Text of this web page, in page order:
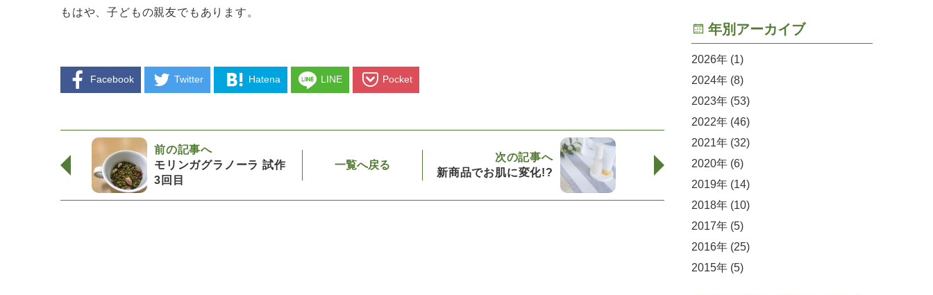
もはや、子どもの親友でもあります。
Facebook Twitter Hatena LINE Pocket
前の記事へ
モリンガグラノーラ 試作
3回目
一覧へ戻る
次の記事へ
新商品でお肌に変化!?
年別アーカイブ
2026
(1)
2024
(8)
2023
(53)
2022
(46)
2021
(32)
2020
(6)
2019
(14)
2018
(10)
2017
(5)
2016
(25)
2015
(5)